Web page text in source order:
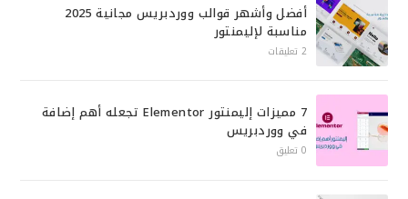
أفضل وأشهر قوالب ووردبريس مجانية 2025
مناسبة لإليمنتور
2 تعليقات
7 مميزات إليمنتور Elementor تجعله أهم إضافة
في ووردبريس
0 تعليق